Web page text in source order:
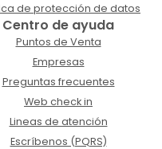
de protección de datos
Centro de ayuda
Puntos de Venta
Empresas
Preguntas frecuentes
Web check in
Lineas de atención
Escríbenos (PQRS)